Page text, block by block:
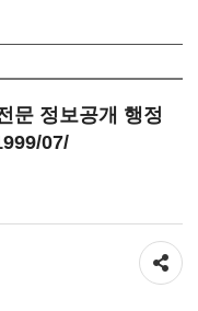
문 정보공개 행정
07/
공유하기